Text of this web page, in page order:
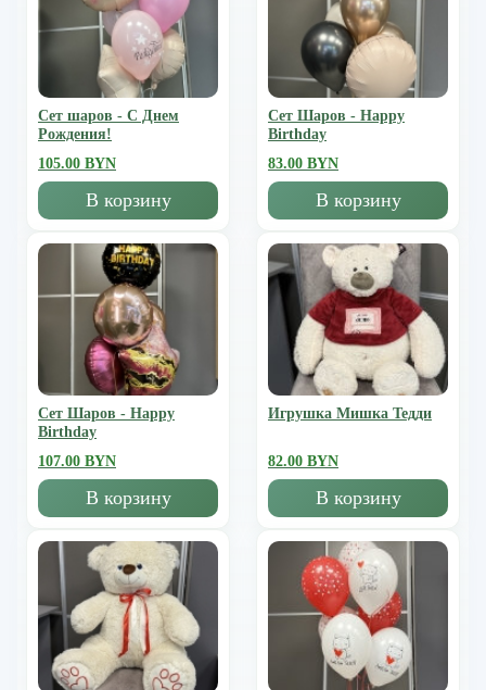
Сет шаров - С Днем
Рождения!
105.00 BYN
В корзину
Сет Шаров - Happy
Birthday
83.00 BYN
В корзину
Сет Шаров - Happy
Birthday
107.00 BYN
В корзину
Игрушка Мишка Тедди
82.00 BYN
В корзину